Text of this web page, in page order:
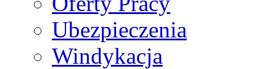
Ubezpieczenia
Windykacja